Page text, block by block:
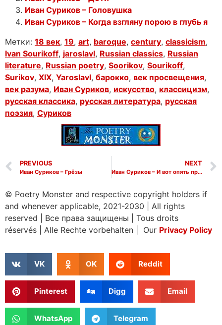
Иван Суриков – Головушка
Иван Суриков – Когда взгляну порою в глубь я
Метки: 18 век, 19, art, baroque, century, classicism,
Ivan Sourikoff, jaroslavl, Russian classics, Russian
literature, Russian poetry, Soorikov, Sourikoff,
Surikov, XIX, Yaroslavl, барокко, век просвещения,
век разума, Иван Суриков, искусство, классицизм,
русская классика, русская литература, русская
поэзия, Суриков
PREVIOUS
Иван Суриков – Грёзы
NEXT
Иван Суриков – И вот опять пришла весна
© Poetry Monster and respective copyright holders if
and whenever applicable, 2021-2030
All rights
reserved
Все права защищены
Tous droits
réservés
Alle Rechte vorbehalten | Our Privacy Policy
VK OK Reddit
Pinterest Digg Email
WhatsApp Telegram